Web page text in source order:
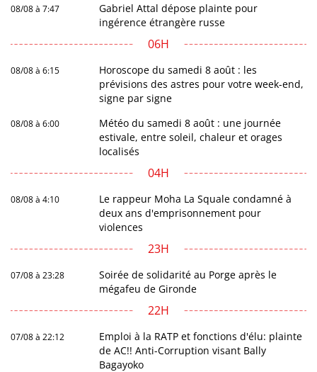
08/08 à 7:47
Gabriel Attal dépose plainte pour
ingérence étrangère russe
06H
08/08 à 6:15
Horoscope du samedi 8 août : les
prévisions des astres pour votre week-end,
signe par signe
08/08 à 6:00
Météo du samedi 8 août : une journée
estivale, entre soleil, chaleur et orages
localisés
04H
08/08 à 4:10
Le rappeur Moha La Squale condamné à
deux ans d'emprisonnement pour
violences
23H
07/08 à 23:28
Soirée de solidarité au Porge après le
mégafeu de Gironde
22H
07/08 à 22:12
Emploi à la RATP et fonctions d'élu: plainte
de AC!! Anti-Corruption visant Bally
Bagayoko